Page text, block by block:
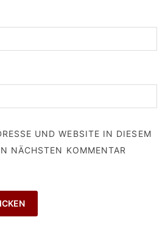
UND WEBSITE IN DIESEM
NÄCHSTEN KOMMENTAR